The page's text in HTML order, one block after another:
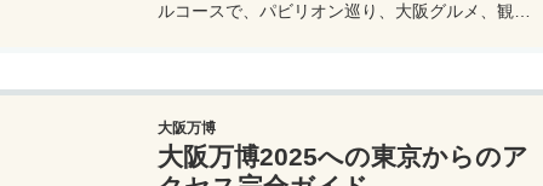
ルコースで、パビリオン巡り、大阪グルメ、観光
大阪万博
大阪万博2025への東京からのア